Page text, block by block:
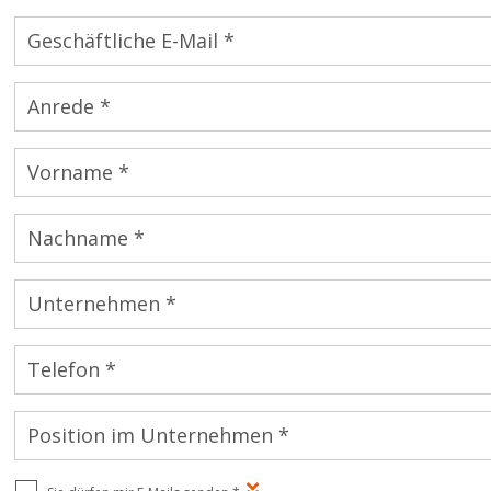
Geschäftliche E-Mail *
Anrede *
Vorname *
Nachname *
Unternehmen *
Telefon *
Position im Unternehmen *